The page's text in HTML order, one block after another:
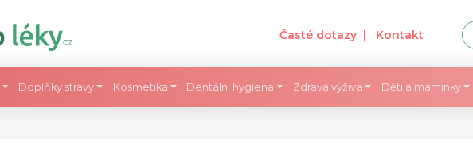
Časté dotazy | Kontakt
Doplňky stravy Kosmetika Dentální hygiena Zdravá výživa Děti a maminky